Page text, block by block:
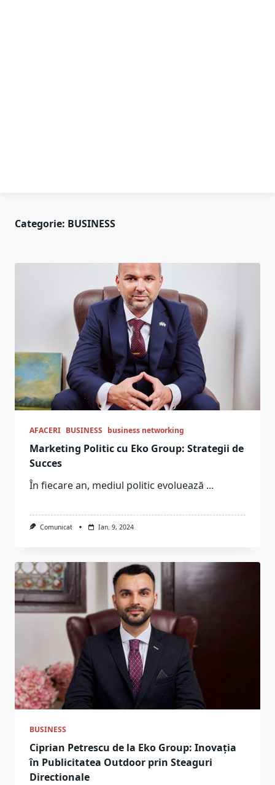
Categorie: BUSINESS
AFACERI BUSINESS business networking
Marketing Politic cu Eko Group: Strategii de
Succes
În fiecare an, mediul politic evoluează ...
Comunicat Ian. 9, 2024
BUSINESS
Ciprian Petrescu de la Eko Group: Inovația
în Publicitatea Outdoor prin Steaguri
Directionale